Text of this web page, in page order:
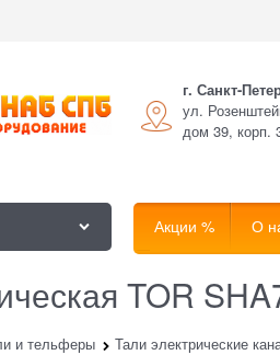
г. Санкт-
ул.
дом 39, корп.
Акции % О
TOR
и тельферы Тали электрические